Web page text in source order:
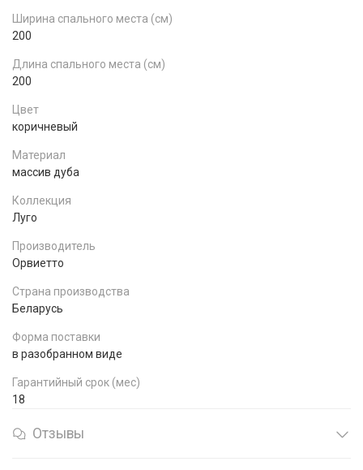
Ширина спального места (см)
200
Длина спального места (см)
200
Цвет
коричневый
Материал
массив дуба
Коллекция
Луго
Производитель
Орвиетто
Страна производства
Беларусь
Форма поставки
в разобранном виде
Гарантийный срок (мес)
18
Отзывы